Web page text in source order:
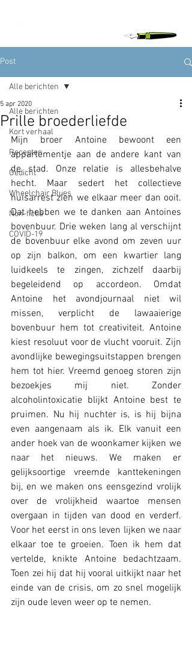
Post
Alle berichten
Kort verhaal
Recepten
Gedicht
Wheelchair Blues
Non-fictie
COVID-19
Alle berichten
Prille broederliefde
5 apr 2020
Mijn broer Antoine bewoont een
appartementje aan de andere kant van
de stad. Onze relatie is allesbehalve
hecht. Maar sedert het collectieve
huisarrest zien we elkaar meer dan ooit.
Dat hebben we te danken aan Antoines
bovenbuur. Drie weken lang al verschijnt
de bovenbuur elke avond om zeven uur
op zijn balkon, om een kwartier lang
luidkeels te zingen, zichzelf daarbij
begeleidend op accordeon. Omdat
Antoine het avondjournaal niet wil
missen, verplicht de lawaaierige
bovenbuur hem tot creativiteit. Antoine
kiest resoluut voor de vlucht vooruit. Zijn
avondlijke bewegingsuitstappen brengen
hem tot hier. Vreemd genoeg storen zijn
bezoekjes mij niet. Zonder
alcoholintoxicatie blijkt Antoine best te
pruimen. Nu hij nuchter is, is hij bijna
even aangenaam als ik. Elk vanuit een
ander hoek van de woonkamer kijken we
naar het nieuws. We maken er
gelijksoortige vreemde kanttekeningen
bij, en we maken ons eensgezind vrolijk
over de vrolijkheid waartoe mensen
overgaan in tijden van dood en verderf.
Voor het eerst in ons leven lijken we naar
elkaar toe te groeien. Toen ik hem dat
vertelde, knikte Antoine bedachtzaam.
Toen zei hij dat hij vooral uitkijkt naar het
einde van de crisis, om zo snel mogelijk
zijn oude leven weer op te nemen.